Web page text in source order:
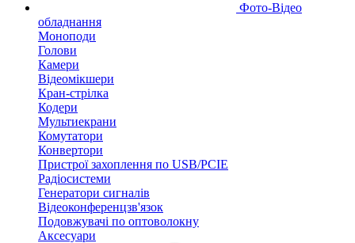
Фото-Відео
обладнання
Моноподи
Голови
Камери
Відеомікшери
Кран-стрілка
Кодери
Мультиекрани
Комутатори
Конвертори
Пристрої захоплення по USB/PCIE
Радіосистеми
Генератори сигналів
Відеоконференцзв'язок
Подовжувачі по оптоволокну
Аксесуари